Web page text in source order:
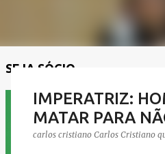
SEJA SÓCIO
IMPERATRIZ:
MATAR PARA
carlos cristiano Carlos Cristiano